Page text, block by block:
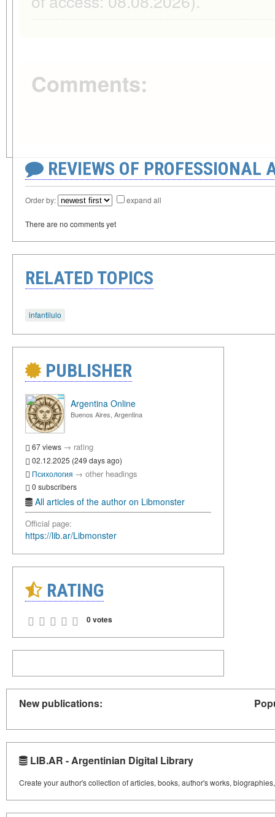
Comments:
REVIEWS OF PROFESSIONAL
Order by: expand all
There are no comments yet
RELATED TOPICS
infantilulo
PUBLISHER
Argentina Online
Buenos Aires, Argentina
67 views → rating
02.12.2025 (249 days ago)
Психология → other headings
0 subscribers
All articles of the author on Libmonster
Official page:
https://lib.ar/Libmonster
RATING
0 votes
New publications:
LIB.AR - Argentinian Digital Library
Create your author's collection of articles, books, author's works,